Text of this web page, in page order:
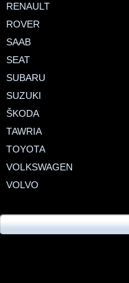
RENAULT
ROVER
SAAB
SEAT
SUBARU
SUZUKI
ŠKODA
TAWRIA
TOYOTA
VOLKSWAGEN
VOLVO